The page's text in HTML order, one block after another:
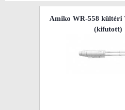
Amiko WR-558 kültéri
(kifutott)